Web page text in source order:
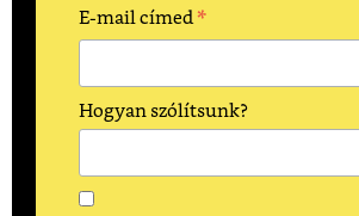
E-mail címed*
Hogyan szólítsunk?